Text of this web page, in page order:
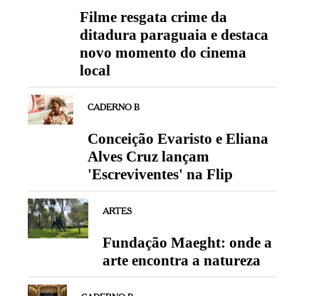
Filme resgata crime da
ditadura paraguaia e destaca
novo momento do cinema
local
CADERNO B
Conceição Evaristo e Eliana
Alves Cruz lançam
'Escreviventes' na Flip
ARTES
Fundação Maeght: onde a
arte encontra a natureza